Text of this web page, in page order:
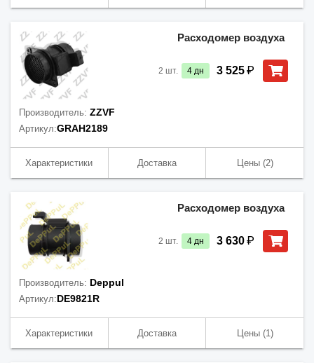
Расходомер воздуха
2 шт. 4 дн 3 525₽
Производитель: ZZVF
Артикул:GRAH2189
Характеристики Доставка Цены(2)
Расходомер воздуха
2 шт. 4 дн 3 630₽
Производитель: Deppul
Артикул:DE9821R
Характеристики Доставка Цены(1)